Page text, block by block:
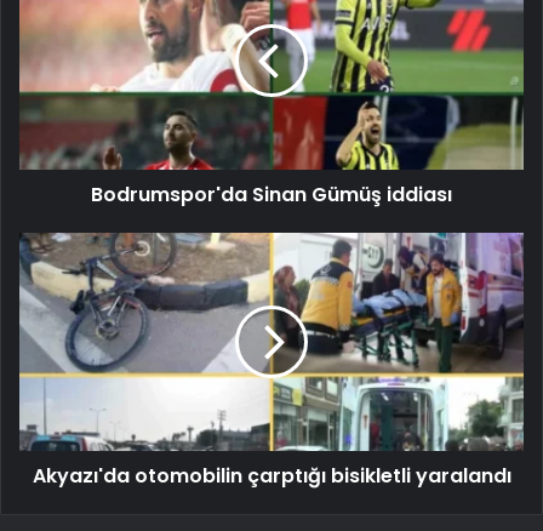
Bodrumspor'da Sinan Gümüş iddiası
Akyazı'da otomobilin çarptığı bisikletli yaralandı